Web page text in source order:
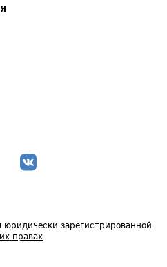
юридически зарегистрированной
правах